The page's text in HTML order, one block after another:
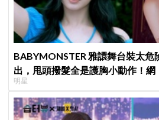
BABYMONSTER 雅譞舞台裝太危
出，甩頭撥髮全是護胸小動作！
明星